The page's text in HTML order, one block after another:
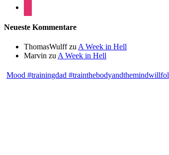
Neueste Kommentare
ThomasWulffzu A Week in Hell
Marvin zu A Week in Hell
Mood #trainingdad #trainthebodyandthemindwillfol